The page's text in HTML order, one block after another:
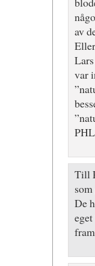
av
var
PHL
Till
De